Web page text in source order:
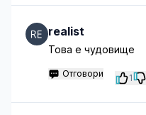
realist
Това е чудовище
Отговори 1